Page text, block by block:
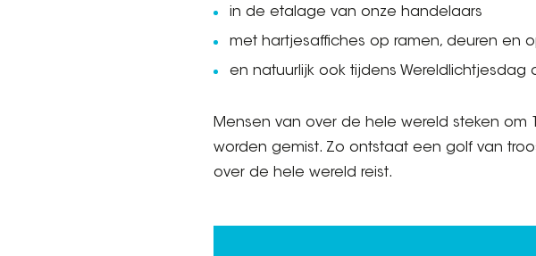
in de etalage van onze handelaars
met hartjesaffiches op ramen, deuren en
en natuurlijk ook tijdens
Mensen van over de hele wereld steken om
worden gemist. Zo ontstaat een golf van
over de hele wereld reist.